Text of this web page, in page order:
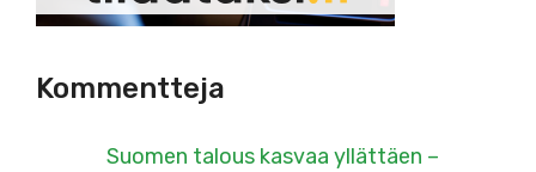
Kommentteja
Suomen talous kasvaa yllättäen –